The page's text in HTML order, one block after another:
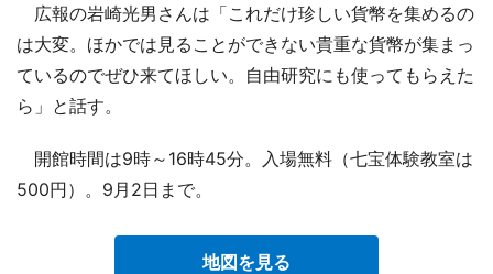
広報の岩崎光男さんは「これだけ珍しい貨幣を集めるの
は大変。ほかでは見ることができない貴重な貨幣が集まっ
ているのでぜひ来てほしい。自由研究にも使ってもらえた
ら」と話す。
開館時間は9時～16時45分。入場無料（七宝体験教室は
500円）。9月2日まで。
地図を見る